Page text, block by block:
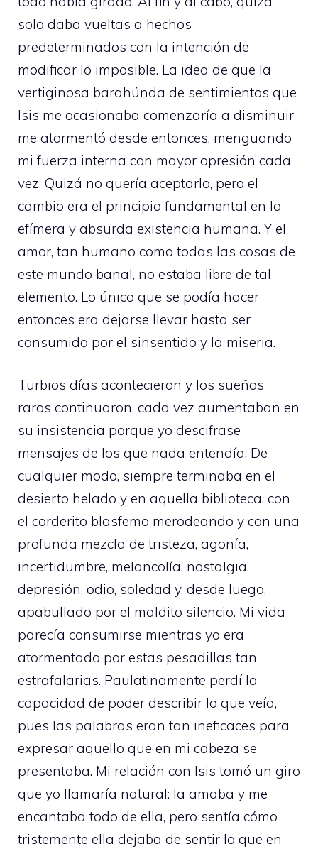
solo daba vueltas a hechos
predeterminados con la intención de
modificar lo imposible. La idea de que la
vertiginosa barahúnda de sentimientos que
Isis me ocasionaba comenzaría a disminuir
me atormentó desde entonces, menguando
mi fuerza interna con mayor opresión cada
vez. Quizá no quería aceptarlo, pero el
cambio era el principio fundamental en la
efímera y absurda existencia humana. Y el
amor, tan humano como todas las cosas de
este mundo banal, no estaba libre de tal
elemento. Lo único que se podía hacer
entonces era dejarse llevar hasta ser
consumido por el sinsentido y la miseria.
Turbios días acontecieron y los sueños
raros continuaron, cada vez aumentaban en
su insistencia porque yo descifrase
mensajes de los que nada entendía. De
cualquier modo, siempre terminaba en el
desierto helado y en aquella biblioteca, con
el corderito blasfemo merodeando y con una
profunda mezcla de tristeza, agonía,
incertidumbre, melancolía, nostalgia,
depresión, odio, soledad y, desde luego,
apabullado por el maldito silencio. Mi vida
parecía consumirse mientras yo era
atormentado por estas pesadillas tan
estrafalarias. Paulatinamente perdí la
capacidad de poder describir lo que veía,
pues las palabras eran tan ineficaces para
expresar aquello que en mi cabeza se
presentaba. Mi relación con Isis tomó un giro
que yo llamaría natural: la amaba y me
encantaba todo de ella, pero sentía cómo
tristemente ella dejaba de sentir lo que en